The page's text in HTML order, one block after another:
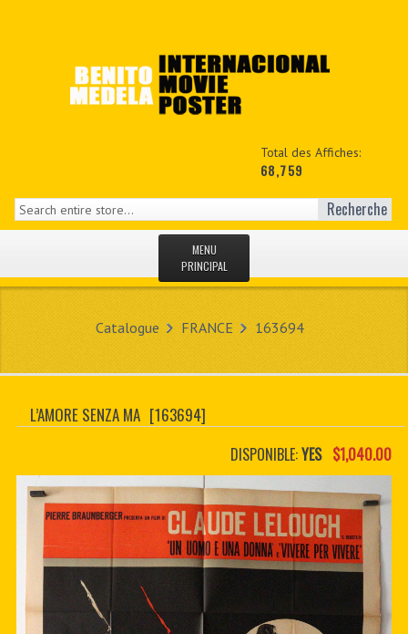
Total des Affiches:
68,759
Recherche
MENU
PRINCIPAL
MON COPTE
CONTACTER
PDF BOOKS
CUSTOM PDF
Catalogue FRANCE 163694
L’AMORE SENZA MA [163694]
DISPONIBLE:YES $1,040.00